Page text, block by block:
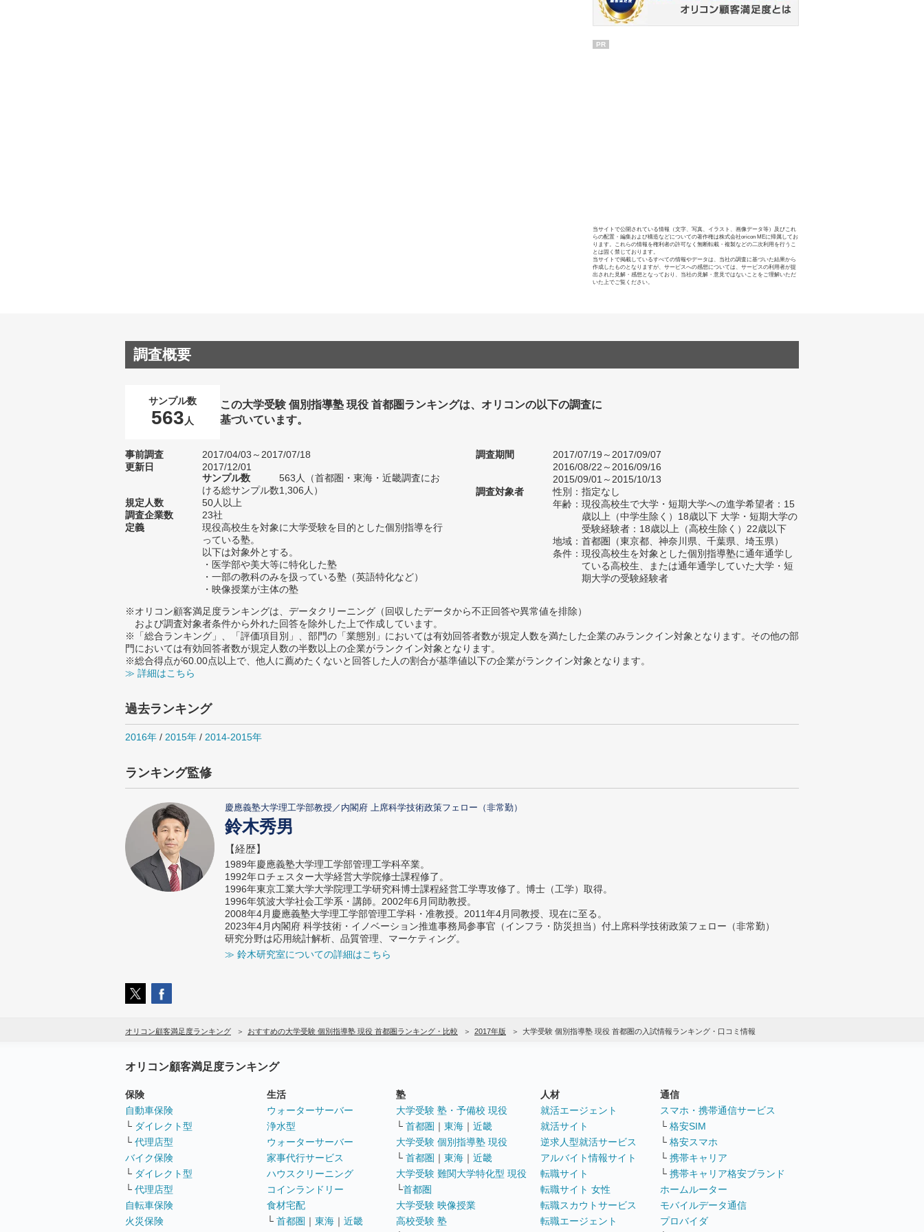
PR
当サイトで公開されている情報（文字、写真、イラスト、画像データ等）及びこれ
らの配置・編集および構造などについての著作権は株式会社oricon MEに帰属してお
ります。これらの情報を権利者の許可なく無断転載・複製などの二次利用を行うこ
とは固く禁じております。
当サイトで掲載しているすべての情報やデータは、当社の調査に基づいた結果から
作成したものとなりますが、サービスへの感想については、サービスの利用者が提
出された見解・感想となっており、当社の見解・意見ではないことをご理解いただ
いた上でご覧ください。
調査概要
サンプル数
563 人
この大学受験 個別指導塾 現役 首都圏ランキングは、オリコンの以下の調査に
基づいています。
事前調査
2017/04/03～2017/07/18
更新日
2017/12/01
サンプル数
563人（首都圏・東海・近畿調査にお
ける総サンプル数1,306人）
規定人数
50人以上
調査企業数
23社
定義
現役高校生を対象に大学受験を目的とした個別指導を行
っている塾。
以下は対象外とする。
・医学部や美大等に特化した塾
・一部の教科のみを扱っている塾（英語特化など）
・映像授業が主体の塾
調査期間
2017/07/19～2017/09/07
2016/08/22～2016/09/16
2015/09/01～2015/10/13
調査対象者
性別：指定なし
年齢：現役高校生で大学・短期大学への進学希望者：15
歳以上（中学生除く）18歳以下 大学・短期大学の
受験経験者：18歳以上（高校生除く）22歳以下
地域：首都圏（東京都、神奈川県、千葉県、埼玉県）
条件：現役高校生を対象とした個別指導塾に通年通学し
ている高校生、または通年通学していた大学・短
期大学の受験経験者
※オリコン顧客満足度ランキングは、データクリーニング（回収したデータから不正回答や異常値を排除）
および調査対象者条件から外れた回答を除外した上で作成しています。
※「総合ランキング」、「評価項目別」、部門の「業態別」においては有効回答者数が規定人数を満たした企業のみランクイン対象となります。その他の部
門においては有効回答者数が規定人数の半数以上の企業がランクイン対象となります。
※総合得点が60.00点以上で、他人に薦めたくないと回答した人の割合が基準値以下の企業がランクイン対象となります。
≫ 詳細はこちら
過去ランキング
2016年 / 2015年 / 2014-2015年
ランキング監修
慶應義塾大学理工学部教授／内閣府 上席科学技術政策フェロー（非常勤）
鈴木秀男
【経歴】
1989年慶應義塾大学理工学部管理工学科卒業。
1992年ロチェスター大学経営大学院修士課程修了。
1996年東京工業大学大学院理工学研究科博士課程経営工学専攻修了。博士（工学）取得。
1996年筑波大学社会工学系・講師。2002年6月同助教授。
2008年4月慶應義塾大学理工学部管理工学科・准教授。2011年4月同教授、現在に至る。
2023年4月内閣府 科学技術・イノベーション推進事務局参事官（インフラ・防災担当）付上席科学技術政策フェロー（非常勤）
研究分野は応用統計解析、品質管理、マーケティング。
≫ 鈴木研究室についての詳細はこちら
オリコン顧客満足度ランキング おすすめの大学受験 個別指導塾 現役 首都圏ランキング・比較 2017年版 大学受験 個別指導塾 現役 首都圏の入試情報ランキング・口コミ情報
オリコン顧客満足度ランキング
保険
自動車保険
└ ダイレクト型
└ 代理店型
バイク保険
└ ダイレクト型
└ 代理店型
自転車保険
火災保険
生活
ウォーターサーバー
浄水型
ウォーターサーバー
家事代行サービス
ハウスクリーニング
コインランドリー
食材宅配
└ 首都圏 ｜ 東海 ｜ 近畿
塾
大学受験 塾・予備校 現役
└ 首都圏 ｜ 東海 ｜ 近畿
大学受験 個別指導塾 現役
└ 首都圏 ｜ 東海 ｜ 近畿
大学受験 難関大学特化型 現役
└首都圏
大学受験 映像授業
高校受験 塾
人材
就活エージェント
就活サイト
逆求人型就活サービス
アルバイト情報サイト
転職サイト
転職サイト 女性
転職スカウトサービス
転職エージェント
通信
スマホ・携帯通信サービス
└ 格安SIM
└ 格安スマホ
└ 携帯キャリア
└ 携帯キャリア格安ブランド
ホームルーター
モバイルデータ通信
プロバイダ